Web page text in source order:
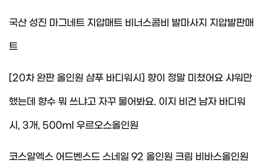
국산 성진 마그네트 지압매트 비너스콤비 발마사지 지압발판매
트
[20차 완판 올인원 샴푸 바디워시] 향이 정말 미쳤어요 샤워만
했는데 향수 뭐 쓰냐고 자꾸 물어봐요. 이지 비건 남자 바디워
시, 3개, 500ml 우르오스올인원
코스알엑스 어드벤스드 스네일 92 올인원 크림 비바스올인원